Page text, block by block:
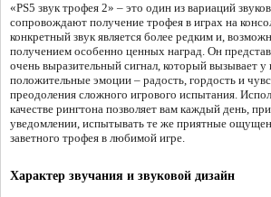
«PS5 звук трофея 2» – это один из вариаций
сопровождают получение трофея в играх на
конкретный звук является более редким и,
получением особенно ценных наград. Он
очень выразительный сигнал, который вызывает у
положительные эмоции – радость, гордость и
преодоления сложного игрового испытания.
качестве рингтона позволяет вам каждый день,
уведомлении, испытывать те же приятные
заветного трофея в любимой игре.
Характер звучания и звуковой дизайн